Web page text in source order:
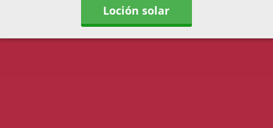
Loción solar